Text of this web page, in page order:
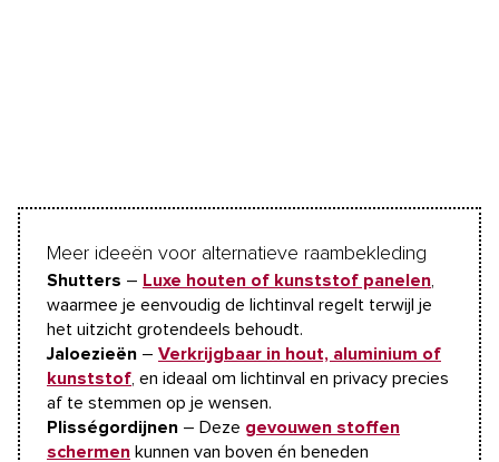
Meer ideeën voor alternatieve raambekleding
Shutters – Luxe houten of kunststof panelen
waarmee je eenvoudig de lichtinval regelt terwijl je
het uitzicht grotendeels behoudt.
Jaloezieën – Verkrijgbaar in hout, aluminium of
kunststof , en ideaal om lichtinval en privacy precies
af te stemmen op je wensen.
Plisségordijnen – Deze gevouwen stoffen
schermen kunnen van boven én beneden